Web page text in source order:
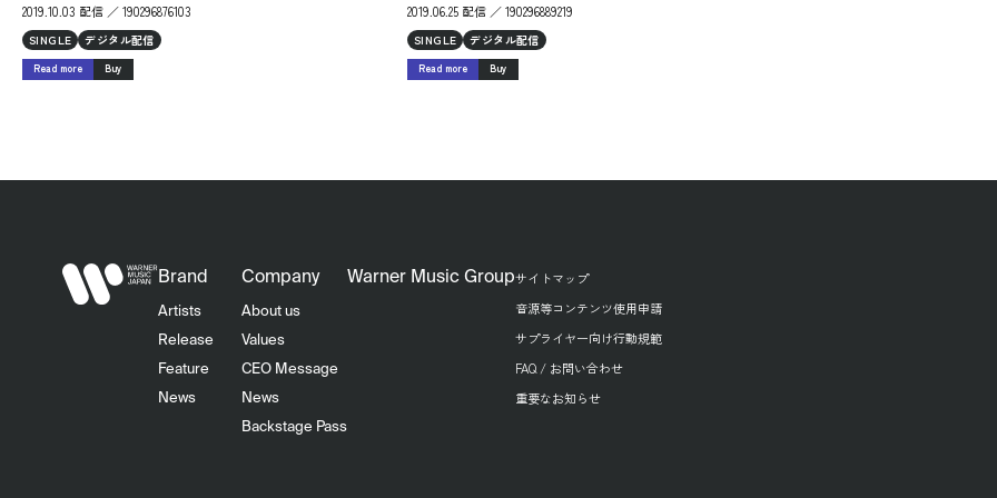
2019.10.03 配信 ／ 190296876103
SINGLE デジタル配信
Read more Buy
2019.06.25 配信 ／ 190296889219
SINGLE デジタル配信
Read more Buy
Brand
Artists
Release
Feature
News
Company
About us
Values
CEO Message
News
Backstage Pass
Warner Music Groupサイトマップ
音源等コンテンツ使用申請
サプライヤー向け行動規範
FAQ / お問い合わせ
重要なお知らせ